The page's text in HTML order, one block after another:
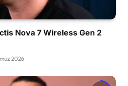
Nova 7 Wireless Gen 2
2026